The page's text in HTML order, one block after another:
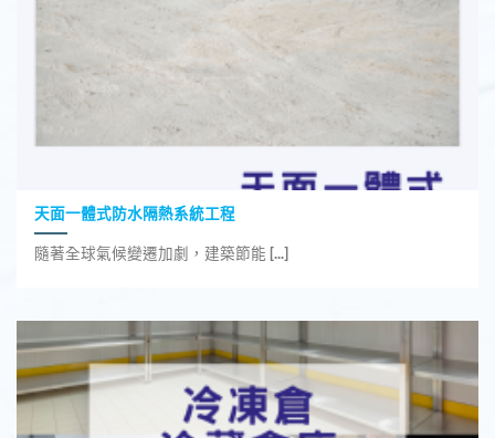
天面一體式防水隔熱系統工程
隨著全球氣候變遷加劇，建築節能 [...]